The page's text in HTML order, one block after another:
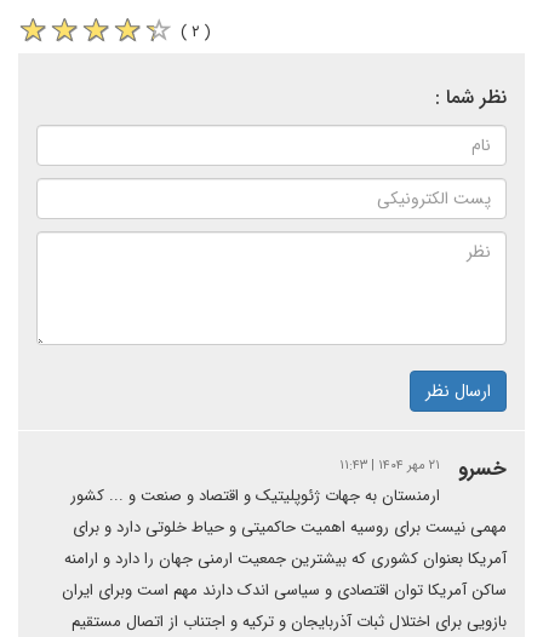
( ۲ )
نظر شما :
ارسال نظر
خسرو ۲۱ مهر ۱۴۰۴ | ۱۱:۴۳
ارمنستان به جهات ژئوپلیتیک و اقتصاد و صنعت و ... کشور
مهمی نیست برای روسیه اهمیت حاکمیتی و حیاط خلوتی دارد و برای
آمریکا بعنوان کشوری که بیشترین جمعیت ارمنی جهان را دارد و ارامنه
ساکن آمریکا توان اقتصادی و سیاسی اندک دارند مهم است وبرای ایران
بازویی برای اختلال ثبات آذربایجان و ترکیه و اجتناب از اتصال مستقیم